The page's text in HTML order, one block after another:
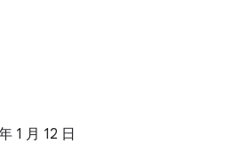
1 月 12 日